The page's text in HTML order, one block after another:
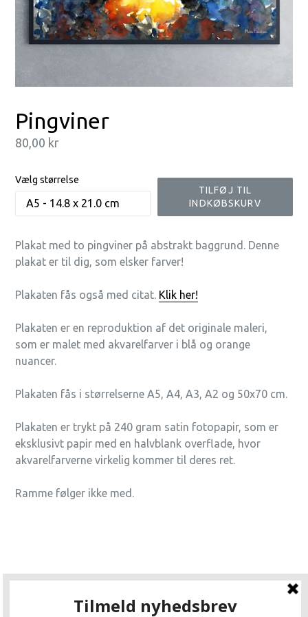
Pingviner
Normalpris
80,00 kr
Vælg størrelse
TILFØJ TIL
INDKØBSKURV
Plakat med to pingviner på abstrakt baggrund. Denne
plakat er til dig, som elsker farver!
Plakaten fås også med citat. Klik her!
Plakaten er en reproduktion af det originale maleri,
som er malet med akvarelfarver i blå og orange
nuancer.
Plakaten fås i størrelserne A5, A4, A3, A2 og 50x70 cm.
Plakaten er trykt på 240 gram satin fotopapir, som er
eksklusivt papir med en halvblank overflade, hvor
akvarelfarverne virkelig kommer til deres ret.
Ramme følger ikke med.
Kontakt Handelsbetingelser